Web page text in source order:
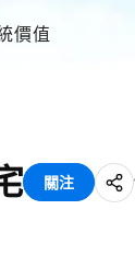
價值
關注